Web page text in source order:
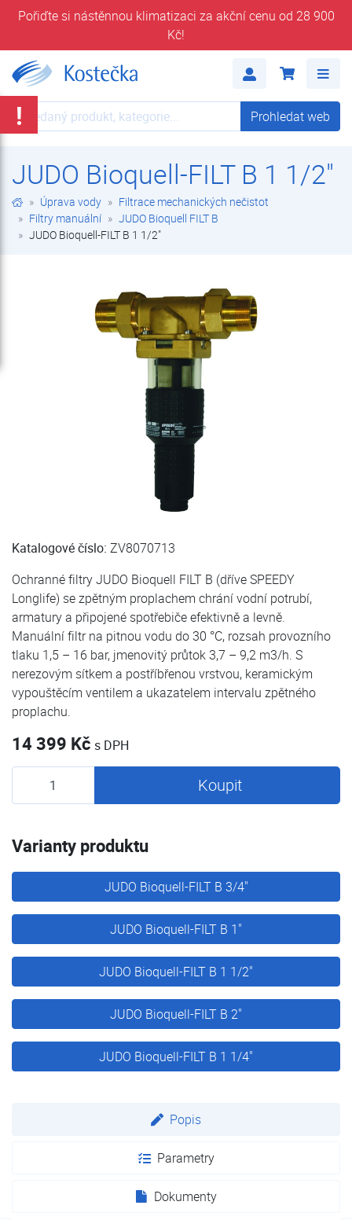
Pořiďte si nástěnnou klimatizaci za akční cenu od 28 900
Kč!
Prohledat web Prohledat web
JUDO Bioquell-FILT B 1 1/2"
Úprava vody
Filtrace mechanických nečistot
Filtry manuální
JUDO Bioquell FILT B
JUDO Bioquell-FILT B 1 1/2"
Katalogové číslo: ZV8070713
Ochranné filtry JUDO Bioquell FILT B (dříve SPEEDY
Longlife) se zpětným proplachem chrání vodní potrubí,
armatury a připojené spotřebiče efektivně a levně.
Manuální filtr na pitnou vodu do 30 °C, rozsah provozního
tlaku 1,5 – 16 bar, jmenovitý průtok 3,7 – 9,2 m3/h. S
nerezovým sítkem a postříbřenou vrstvou, keramickým
vypouštěcím ventilem a ukazatelem intervalu zpětného
proplachu.
14 399 Kč s DPH
Koupit
Varianty produktu
JUDO Bioquell-FILT B 3/4"
JUDO Bioquell-FILT B 1"
JUDO Bioquell-FILT B 1 1/2"
JUDO Bioquell-FILT B 2"
JUDO Bioquell-FILT B 1 1/4"
Popis
Parametry
Dokumenty
!